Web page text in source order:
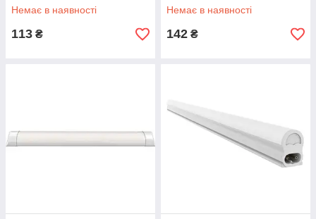
Немає в наявності
113 ₴
Немає в наявності
142 ₴